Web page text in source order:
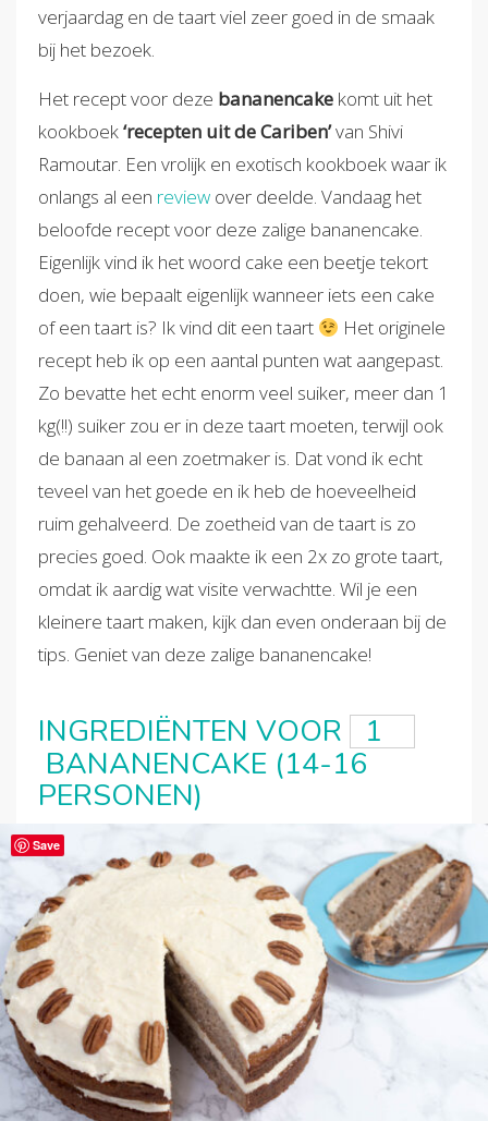
verjaardag en de taart viel zeer goed in de smaak
bij het bezoek.
Het recept voor deze bananencake komt uit het
kookboek‘recepten uit de Cariben’van Shivi
Ramoutar. Een vrolijk en exotisch kookboek waar ik
onlangs al een review over deelde. Vandaag het
beloofde recept voor deze zalige bananencake.
Eigenlijk vind ik het woord cake een beetje tekort
doen, wie bepaalt eigenlijk wanneer iets een cake
of een taart is? Ik vind dit een taart
Het originele
recept heb ik op een aantal punten wat aangepast.
Zo bevatte het echt enorm veel suiker, meer dan 1
kg(!!) suiker zou er in deze taart moeten, terwijl ook
de banaan al een zoetmaker is. Dat vond ik echt
teveel van het goede en ik heb de hoeveelheid
ruim gehalveerd. De zoetheid van de taart is zo
precies goed. Ook maakte ik een 2x zo grote taart,
omdat ik aardig wat visite verwachtte. Wil je een
kleinere taart maken, kijk dan even onderaan bij de
tips. Geniet van deze zalige bananencake!
INGREDIËNTEN VOOR
BANANENCAKE (14-16
PERSONEN)
Save